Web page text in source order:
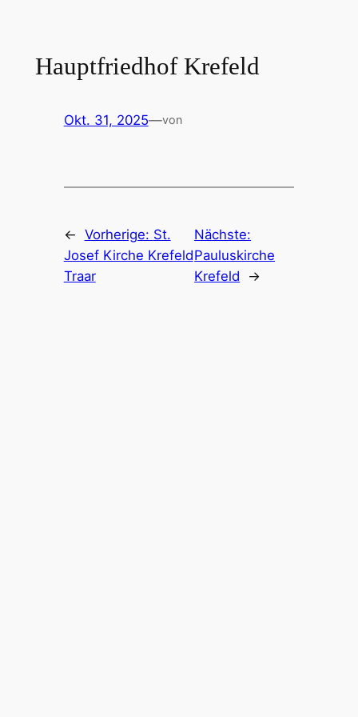
springenHauptfriedhof Krefeld
Okt. 31, 2025—von
← Vorherige: St.
Josef Kirche Krefeld
Traar
Nächste:
Pauluskirche
Krefeld
→